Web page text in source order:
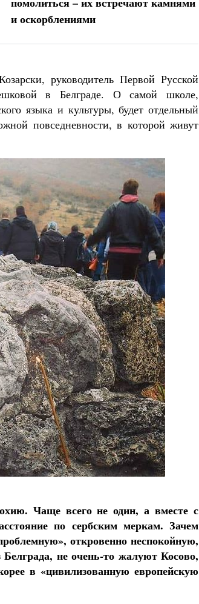
и оскорблениями
руководитель Первой Русской
в Белграде. О самой школе,
языка и культуры, будет отдельный
повседневности, в которой живут
Чаще всего не один, а вместе с
по сербским меркам. Зачем
откровенно неспокойную,
не очень-то жалуют Косово,
в «цивилизованную европейскую